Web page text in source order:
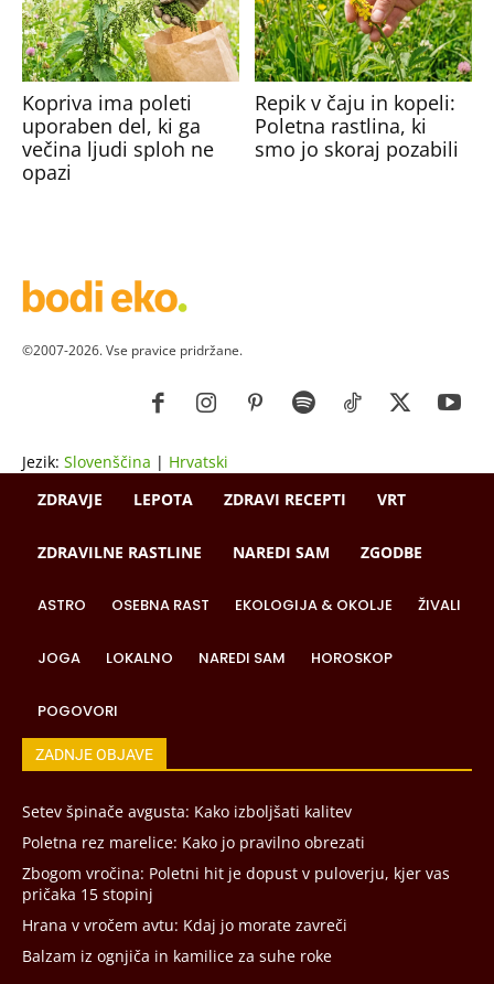
Kopriva ima poleti
uporaben del, ki ga
večina ljudi sploh ne
opazi
Repik v čaju in kopeli:
Poletna rastlina, ki
smo jo skoraj pozabili
©2007-2026. Vse pravice pridržane.
Jezik: Slovenščina | Hrvatski
ZDRAVJE
LEPOTA ZDRAVI RECEPTI VRT
ZDRAVILNE RASTLINE NAREDI SAM ZGODBE
ASTRO OSEBNA RAST EKOLOGIJA & OKOLJE ŽIVALI
JOGA LOKALNO NAREDI SAM HOROSKOP
POGOVORI
ZADNJE OBJAVE
Setev špinače avgusta: Kako izboljšati kalitev
Poletna rez marelice: Kako jo pravilno obrezati
Zbogom vročina: Poletni hit je dopust v puloverju, kjer vas
pričaka 15 stopinj
Hrana v vročem avtu: Kdaj jo morate zavreči
Balzam iz ognjiča in kamilice za suhe roke